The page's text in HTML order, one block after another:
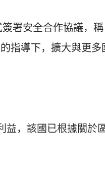
署安全合作協議，稱
指導下，擴大與更多
益，該國已根據關於